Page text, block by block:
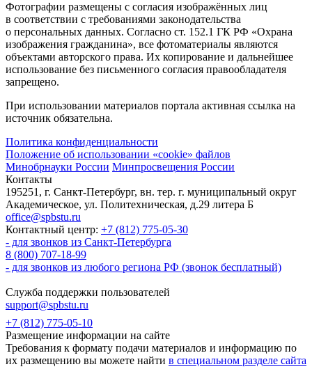
Фотографии размещены с согласия изображённых лиц
в соответствии с требованиями законодательства
о персональных данных. Согласно ст. 152.1 ГК РФ «Охрана
изображения гражданина», все фотоматериалы являются
объектами авторского права. Их копирование и дальнейшее
использование без письменного согласия правообладателя
запрещено.
При использовании материалов портала активная ссылка на
источник обязательна.
Политика конфиденциальности
Положение об использовании «cookie» файлов
Минобрнауки России Минпросвещения России
Контакты
195251, г. Санкт-Петербург, вн. тер. г. муниципальный округ
Академическое, ул. Политехническая, д.29 литера Б
office@spbstu.ru
Контактный центр: +7 (812) 775-05-30
- для звонков из Санкт-Петербурга
8 (800) 707-18-99
- для звонков из любого региона РФ (звонок бесплатный)
Служба поддержки пользователей
support@spbstu.ru
+7 (812) 775-05-10
Размещение информации на сайте
Требования к формату подачи материалов и информацию по
их размещению вы можете найти в специальном разделе сайта